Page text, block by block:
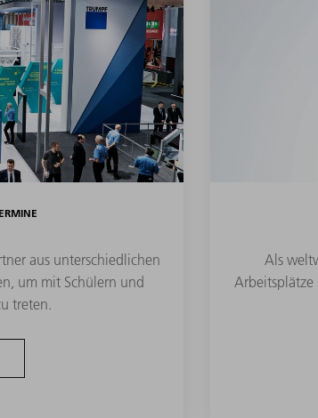
aus unterschiedlichen
um mit Schülern und
treten.
Als